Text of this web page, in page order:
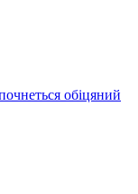
обіцяний